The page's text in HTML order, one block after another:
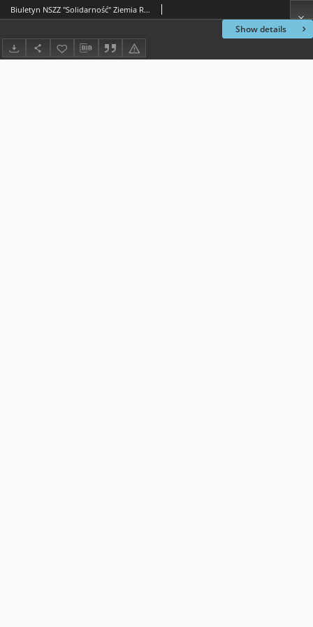
Show details
Biuletyn NSZZ "Solidarność" Ziemia Radomska, 1994, nr 224